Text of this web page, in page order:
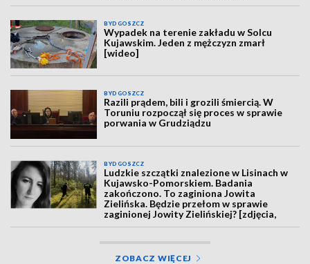
BYDGOSZCZ
Wypadek na terenie zakładu w Solcu
Kujawskim. Jeden z mężczyzn zmarł
[wideo]
BYDGOSZCZ
Razili prądem, bili i grozili śmiercią. W
Toruniu rozpoczął się proces w sprawie
porwania w Grudziądzu
BYDGOSZCZ
Ludzkie szczątki znalezione w Lisinach w
Kujawsko-Pomorskiem. Badania
zakończono. To zaginiona Jowita
Zielińska. Będzie przełom w sprawie
zaginionej Jowity Zielińskiej? [zdjęcia,
wideo, aktualizacja]
ZOBACZ WIĘCEJ